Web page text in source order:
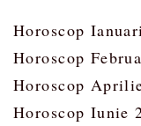
Horoscop
Horoscop
Horoscop
Horoscop Iunie